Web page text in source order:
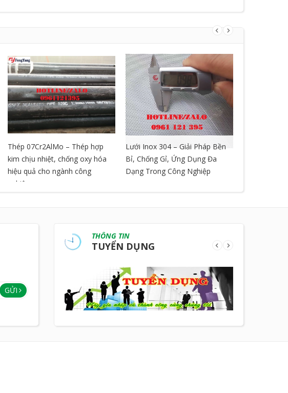
Thép 07Cr2AlMo – Thép hợp
kim chịu nhiệt, chống oxy hóa
hiệu quả cho ngành công
nghiệp
Lưới Inox 304 – Giải Pháp Bền
Bỉ, Chống Gỉ, Ứng Dụng Đa
Dạng Trong Công Nghiệp
GỬI
THÔNG TIN
TUYỂN DỤNG